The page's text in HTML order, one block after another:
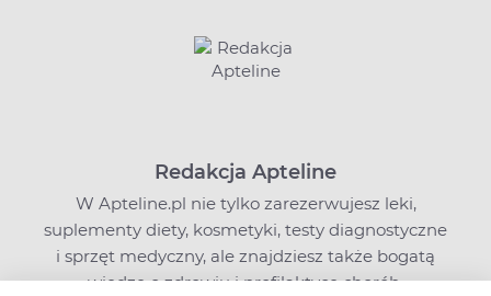
Redakcja Apteline
W Apteline.pl nie tylko zarezerwujesz leki,
suplementy diety, kosmetyki, testy diagnostyczne
i sprzęt medyczny, ale znajdziesz także bogatą
wiedzę o zdrowiu i profilaktyce chorób.